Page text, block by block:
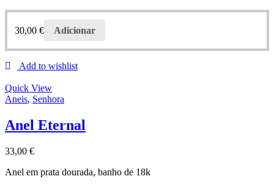
30,00 € Adicionar
Add to wishlist
Quick View
Aneis, Senhora
Anel Eternal
33,00 €
Anel em prata dourada, banho de 18k